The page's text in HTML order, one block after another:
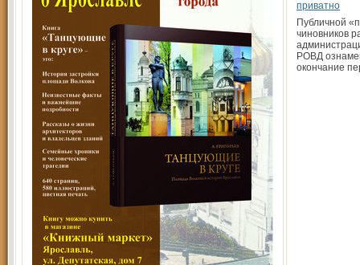
приватно
Публичной
чиновников
РОВД
окончание